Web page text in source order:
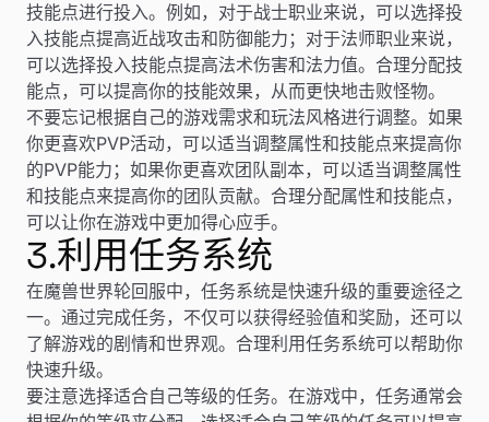
技能点进行投入。例如，对于战士职业来说，可以选择投
入技能点提高近战攻击和防御能力；对于法师职业来说，
可以选择投入技能点提高法术伤害和法力值。合理分配技
能点，可以提高你的技能效果，从而更快地击败怪物。
不要忘记根据自己的游戏需求和玩法风格进行调整。如果
你更喜欢PVP活动，可以适当调整属性和技能点来提高你
的PVP能力；如果你更喜欢团队副本，可以适当调整属性
和技能点来提高你的团队贡献。合理分配属性和技能点，
可以让你在游戏中更加得心应手。
3.利用任务系统
在魔兽世界轮回服中，任务系统是快速升级的重要途径之
一。通过完成任务，不仅可以获得经验值和奖励，还可以
了解游戏的剧情和世界观。合理利用任务系统可以帮助你
快速升级。
要注意选择适合自己等级的任务。在游戏中，任务通常会